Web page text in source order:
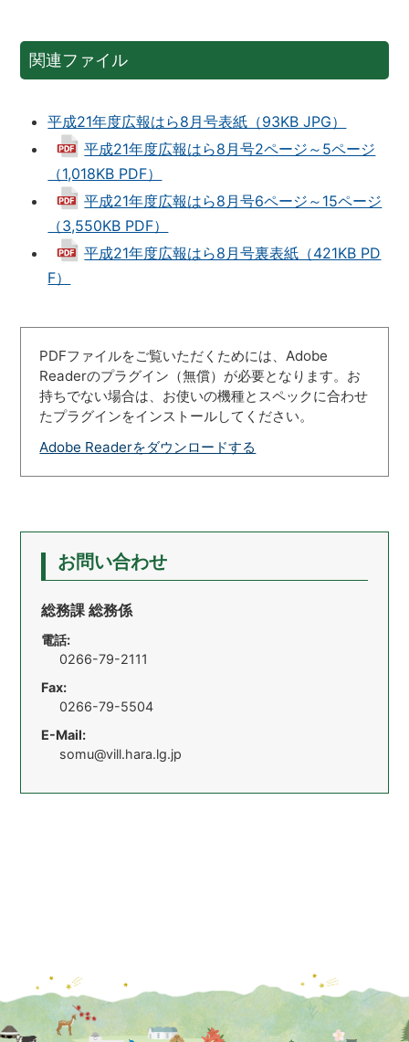
関連ファイル
平成21年度広報はら8月号表紙（93KB JPG）
平成21年度広報はら8月号2ページ～5ページ
（1,018KB PDF）
平成21年度広報はら8月号6ページ～15ページ
（3,550KB PDF）
平成21年度広報はら8月号裏表紙（421KB PD
F）
PDFファイルをご覧いただくためには、Adobe
Readerのプラグイン（無償）が必要となります。お
持ちでない場合は、お使いの機種とスペックに合わせ
たプラグインをインストールしてください。
Adobe Readerをダウンロードする
お問い合わせ
総務課 総務係
電話:
0266-79-2111
Fax:
0266-79-5504
E-Mail:
somu@vill.hara.lg.jp